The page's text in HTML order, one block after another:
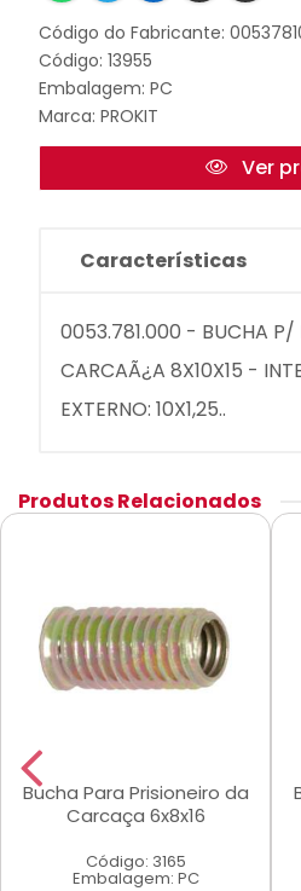
Código do Fabricante:
Código: 13955
Embalagem: PC
Marca: PROKIT
Ver
Características
0053.781.000 - BUCHA P/
CARCAÃ¿A 8X10X15 -
EXTERNO: 10X1,25..
Produtos Relacionados
Bucha Para Prisioneiro da
Carcaça 6x8x16
Código: 3165
Embalagem: PC